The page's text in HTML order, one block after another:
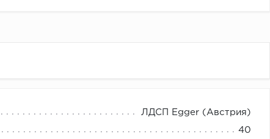
ЛДСП Egger (Австрия)
40